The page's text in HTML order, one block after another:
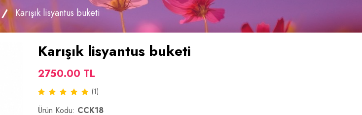
Karışık lisyantus buketi
Karışık lisyantus buketi
2750.00 TL
(1)
Ürün Kodu: CCK18